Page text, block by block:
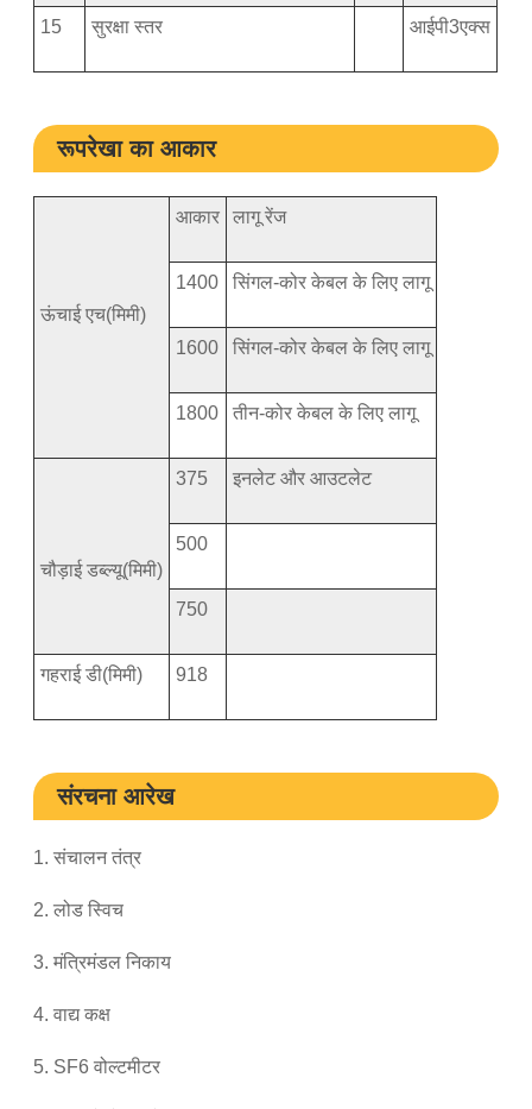
15 सुरक्षा स्तर आईपी3एक्स
रूपरेखा का आकार
ऊंचाई एच(मिमी)
आकार लागू रेंज
1400 सिंगल-कोर केबल के लिए लागू
1600 सिंगल-कोर केबल के लिए लागू
1800 तीन-कोर केबल के लिए लागू
चौड़ाई डब्ल्यू(मिमी)
375 इनलेट और आउटलेट
500
750
गहराई डी(मिमी) 918
संरचना आरेख
1. संचालन तंत्र
2. लोड स्विच
3. मंत्रिमंडल निकाय
4. वाद्य कक्ष
5. SF6 वोल्टमीटर